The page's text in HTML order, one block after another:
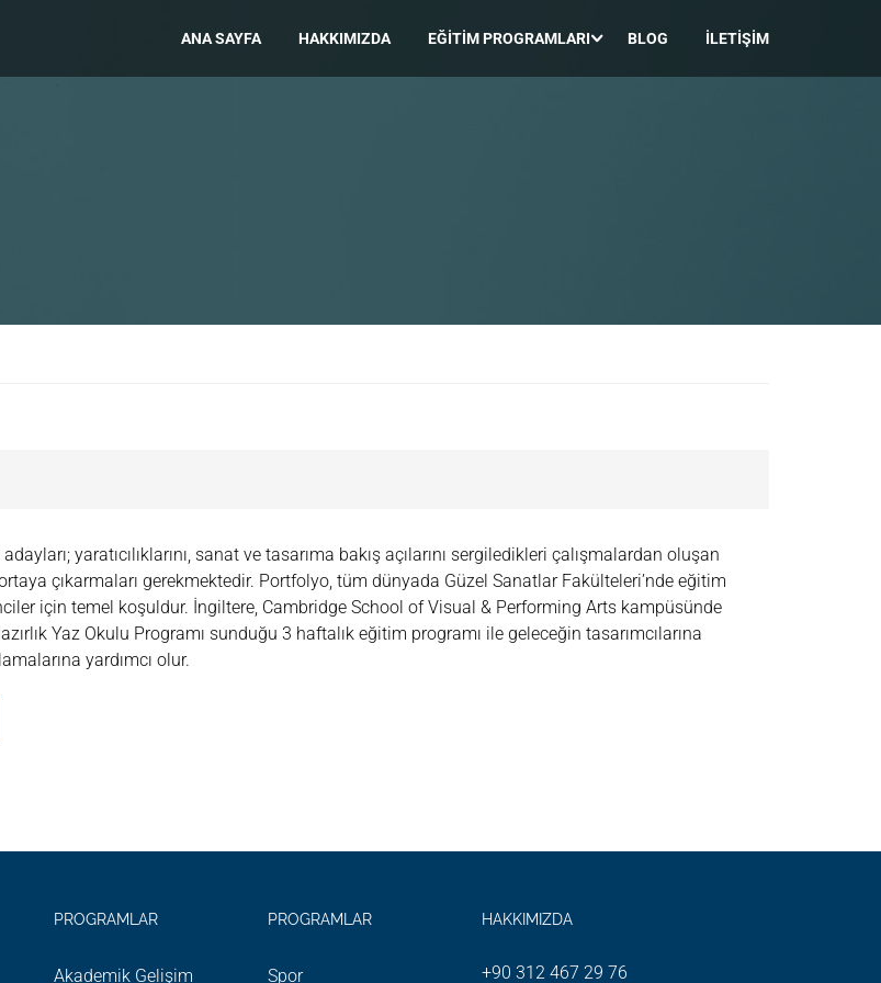
ANA SAYFA HAKKIMIZDA EĞITIM PROGRAMLARI BLOG İLETIŞIM
yaratıcılıklarını, sanat ve tasarıma bakış açılarını sergiledikleri çalışmalardan oluşan
çıkarmaları gerekmektedir. Portfolyo, tüm dünyada Güzel Sanatlar Fakülteleri’nde eğitim
için temel koşuldur. İngiltere, Cambridge School of Visual & Performing Arts kampüsünde
Yaz Okulu Programı sunduğu 3 haftalık eğitim programı ile geleceğin tasarımcılarına
yardımcı olur.
PROGRAMLAR
Akademik Gelişim
PROGRAMLAR
Spor
HAKKIMIZDA
+90 312 467 29 76